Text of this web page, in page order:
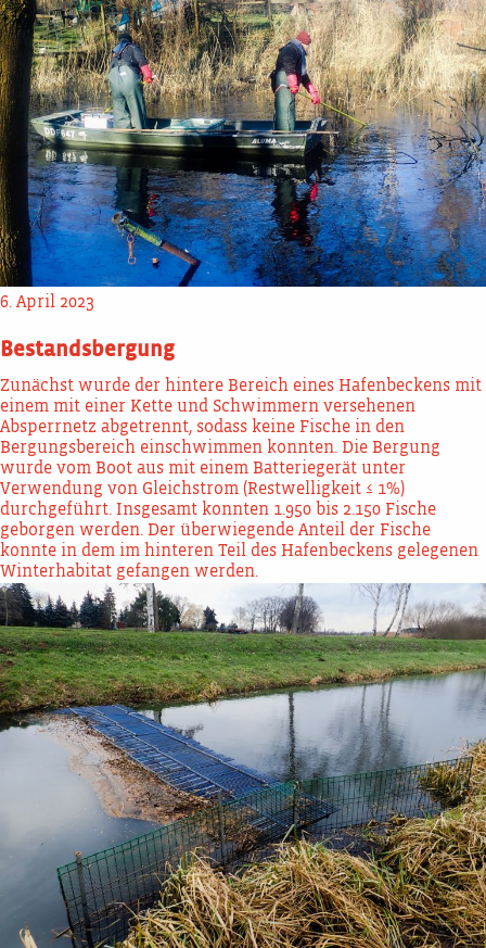
6. April 2023
Bestandsbergung
Zunächst wurde der hintere Bereich eines Hafenbeckens mit
einem mit einer Kette und Schwimmern versehenen
Absperrnetz abgetrennt, sodass keine Fische in den
Bergungsbereich einschwimmen konnten. Die Bergung
wurde vom Boot aus mit einem Batteriegerät unter
Verwendung von Gleichstrom (Restwelligkeit ≤ 1%)
durchgeführt. Insgesamt konnten 1.950 bis 2.150 Fische
geborgen werden. Der überwiegende Anteil der Fische
konnte in dem im hinteren Teil des Hafenbeckens gelegenen
Winterhabitat gefangen werden.